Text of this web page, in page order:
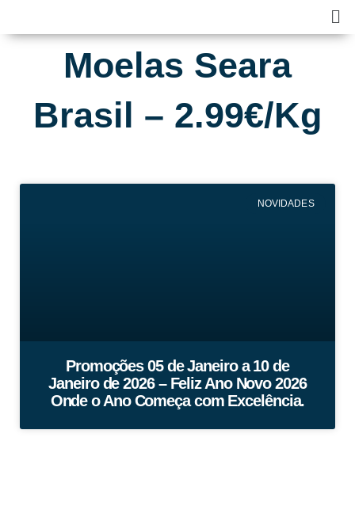
content
Moelas Seara
Brasil – 2.99€/Kg
NOVIDADES
Promoções 05 de Janeiro a 10 de
Janeiro de 2026 – Feliz Ano Novo 2026
Onde o Ano Começa com Excelência.